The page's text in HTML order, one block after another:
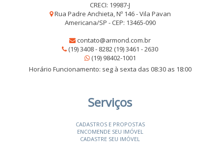
CRECI: 19987-J
Rua Padre Anchieta, Nº 146 - Vila Pavan
Americana/SP - CEP: 13465-090
contato@armond.com.br
(19) 3408 - 8282 (19) 3461 - 2630
(19) 98402-1001
Horário Funcionamento: seg à sexta das 08:30 as 18:00
Serviços
CADASTROS E PROPOSTAS
ENCOMENDE SEU IMÓVEL
CADASTRE SEU IMÓVEL